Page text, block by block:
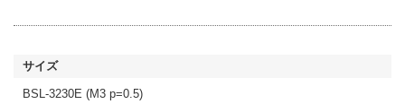
BSL-3230E (M3 p=0.5)